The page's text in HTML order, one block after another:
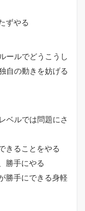
やる
ールでどうこうし
自の動きを妨げる
ベルでは問題にさ
ることをやる
手にやる
手にできる身軽